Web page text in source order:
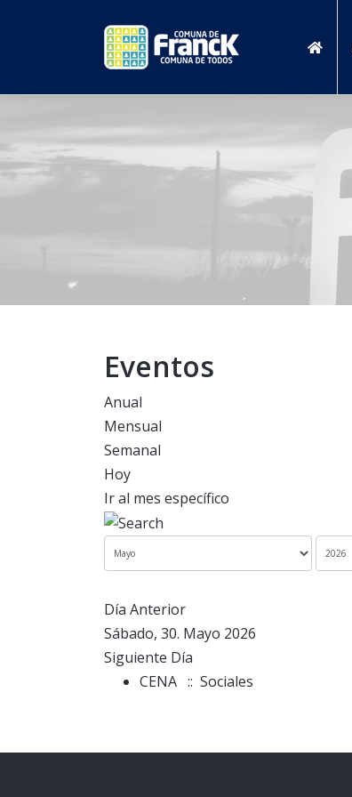
Eventos
Anual
Mensual
Semanal
Hoy
Ir al mes específico
Día Anterior
Sábado, 30. Mayo 2026
Siguiente Día
CENA :: Sociales